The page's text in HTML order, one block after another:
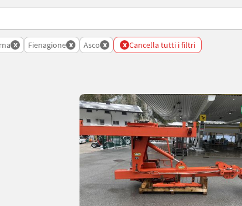
su Landwirt.com
x Fienagione x Asco x x Cancella tutti i filtri